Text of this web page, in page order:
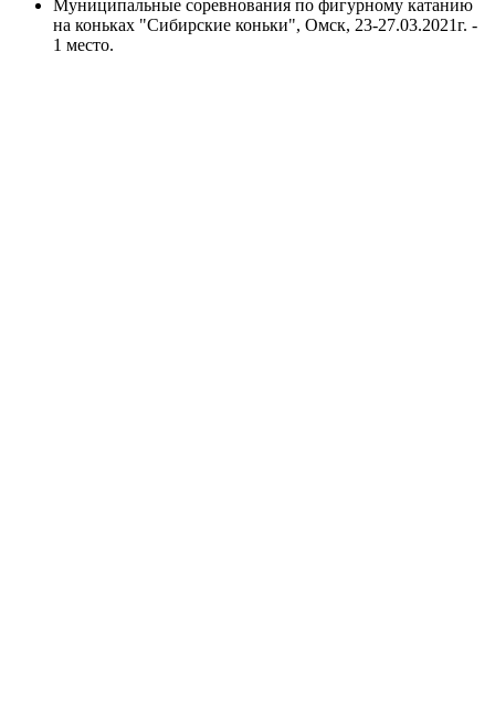
Муниципальные соревнования по фигурному катанию
на коньках "Сибирские коньки", Омск, 23-27.03.2021г. -
1 место.